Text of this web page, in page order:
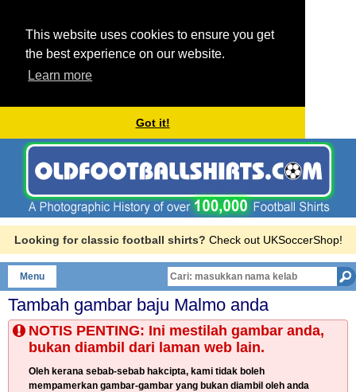
This website uses cookies to ensure you get
the best experience on our website.
Learn more
Got it!
Looking for classic football shirts? Check out UKSoccerShop!
Menu
Tambah gambar baju Malmo anda
NOTIS PENTING: Ini mestilah gambar anda,
bukan diambil dari laman web lain.
Oleh kerana sebab-sebab hakcipta, kami tidak boleh
mempamerkan gambar-gambar yang bukan diambil oleh anda